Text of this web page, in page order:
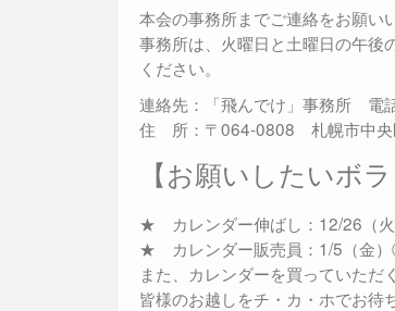
本会の事務所までご連絡をお願い
事務所は、火曜日と土曜日の午後
ください。
連絡先：「飛んでけ」事務所
住 所：〒064-0808 札幌市中央
【お願いしたいボ
★ カレンダー伸ばし：12/26（
★ カレンダー販売員：1/5（金
また、カレンダーを買っていただ
皆様のお越しをチ・カ・ホでお待